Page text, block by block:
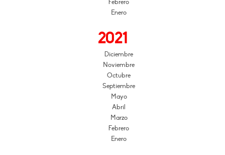
Febrero
Enero
2021
Diciembre
Noviembre
Octubre
Septiembre
Mayo
Abril
Marzo
Febrero
Enero